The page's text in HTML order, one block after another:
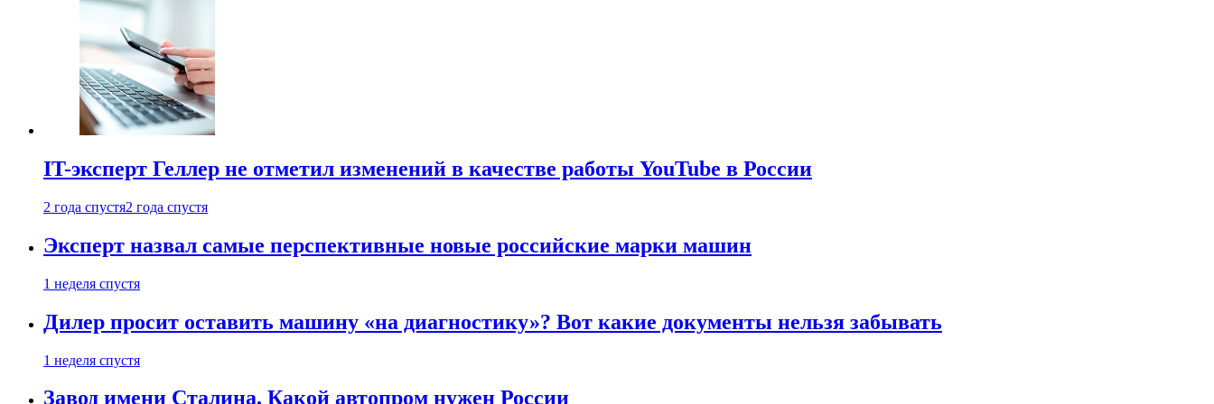
IT-эксперт Геллер не отметил изменений в качестве работы YouTube в России
2 года спустя2 года спустя
Эксперт назвал самые перспективные новые российские марки машин
1 неделя спустя
Дилер просит оставить машину «на диагностику»? Вот какие документы нельзя забывать
1 неделя спустя
Завод имени Сталина. Какой автопром нужен России